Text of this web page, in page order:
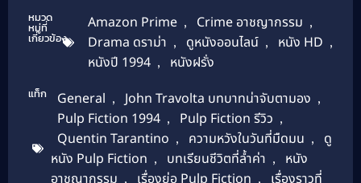
หมวด
หมู่ที่
เกี่ยวข้อง
Amazon Prime , Crime อาชญากรรม ,
Drama ดราม่า , ดูหนังออนไลน์ , หนัง HD ,
หนังปี 1994 , หนังฝรั่ง
แท็ก General , John Travolta บทบาทน่าจับตามอง ,
Pulp Fiction 1994 , Pulp Fiction รีวิว ,
Quentin Tarantino , ความหวังในวันที่มืดมน ,
ดู
หนัง Pulp Fiction , บทเรียนชีวิตที่ล้ำค่า ,
หนัง
, ,